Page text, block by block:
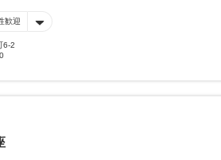
歓迎
6-2